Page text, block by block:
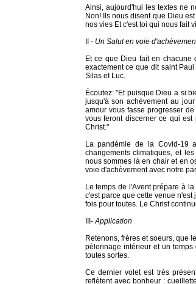
Ainsi, aujourd'hui les textes ne
Non! Ils nous disent que Dieu
nos vies Et c'est toi qui nous fait
II - Un Salut en voie
Et ce que Dieu fait en chacune
exactement ce que dit saint
Silas et Luc.
Écoutez: "Et puisque Dieu a si
jusqu'à son achèvement au
amour vous fasse progresser
vous feront discerner ce qui
Christ."
La pandémie de la Covid-19
changements climatiques, et
nous sommes là en chair et en
voie d'achèvement avec notre
Le temps de l'Avent prépare à
c'est parce que cette venue
fois pour toutes. Le Christ
III-Application
Retenons, frères et soeurs, que
pèlerinage intérieur et un
toutes sortes.
Ce dernier volet est très
reflètent avec bonheur :